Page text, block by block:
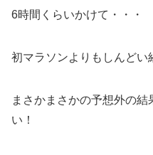
6時間くらいかけて・・・
初マラソンよりもしんどい
まさかまさかの予想外の
い！